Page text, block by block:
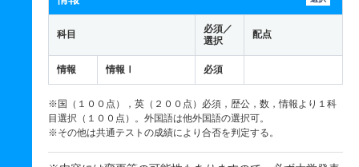
科目
必須／
選択
配点
情報 情報Ⅰ 必須
※国（１００点），英（２００点）必須，歴公，数，情報より１科
目選択（１００点）。外国語は他外国語の選択可。
※その他は共通テストの成績により合否を判定する。